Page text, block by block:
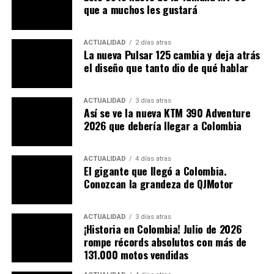
¿Llegará a Colombia para
desafiar a la Yamaha R15?
Con estas especificaciones, la CBR150R 2025 tiene todo
para convertirse en unduro rival de la Yamaha R15
en el segmento de deportivas ligeras. Sin embargo,
que a muchos les gustará
ACTUALIDAD 2 días atras
La nueva Pulsar 125 cambia y deja atrás
el diseño que tanto dio de qué hablar
ACTUALIDAD 3 días atras
Así se ve la nueva KTM 390 Adventure
2026 que debería llegar a Colombia
ACTUALIDAD 4 días atras
El gigante que llegó a Colombia.
Conozcan la grandeza de QJMotor
ACTUALIDAD 3 días atras
¡Historia en Colombia! Julio de 2026
rompe récords absolutos con más de
131.000 motos vendidas